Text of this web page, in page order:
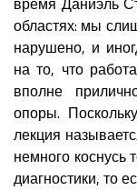
областях: мы
нарушено, и
на то, что
вполне
опоры.
лекция
немного коснусь
диагностики, то